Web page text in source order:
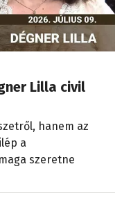
Lilla civil
hanem az
a
szeretne